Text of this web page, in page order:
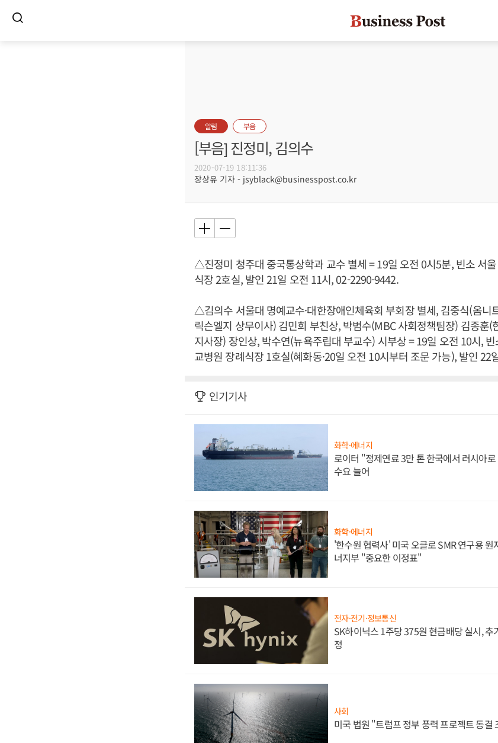
알림 부음
[부음] 진정미, 김의수
2020-07-19 18:11:36
장상유 기자 - jsyblack@businesspost.co.kr
△진정미 청주대 중국통상학과 교수 별세 = 19일 오전 0시5분, 빈소 서
식장 2호실, 발인 21일 오전 11시, 02-2290-9442.
△김의수 서울대 명예교수·대한장애인체육회 부회장 별세, 김중식(옴니
릭슨엘지 상무이사) 김민희 부친상, 박범수(MBC 사회정책팀장) 김종훈(
지사장) 장인상, 박수연(뉴욕주립대 부교수) 시부상 = 19일 오전 10시,
교병원 장례식장 1호실(혜화동·20일 오전 10시부터 조문 가능), 발인 22
인기기사
화학·에너지
로이터 "정제연료 3만 톤 한국에서 러시아
수요 늘어
화학·에너지
'한수원 협력사' 미국 오클로 SMR 연구용
너지부 "중요한 이정표"
전자·전기·정보통신
SK하이닉스 1주당 375원 현금배당 실시, 추
정
사회
미국 법원 "트럼프 정부 풍력 프로젝트 동결